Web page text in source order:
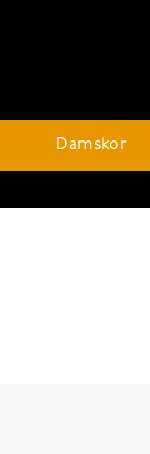
Damskor